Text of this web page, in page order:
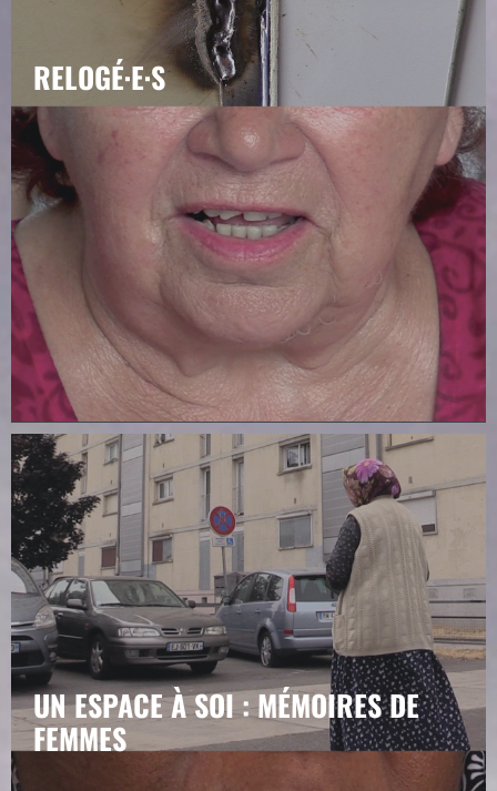
RELOGÉ·E·S
UN ESPACE À SOI : MÉMOIRES DE
FEMMES